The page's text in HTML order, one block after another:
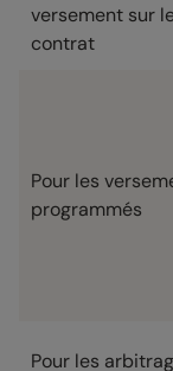
versement sur
contrat
Pour les
programmés
Pour les